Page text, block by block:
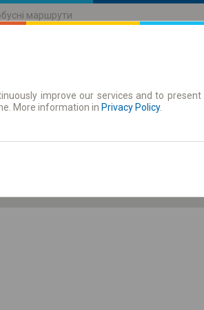
маршрути
Абонементи
improve our services and to
More information in Privacy Policy.